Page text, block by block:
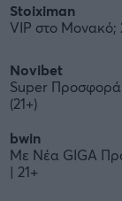
bwin
Με Νέα GIGA
| 21+
Stoiximan
VIP στο Μονακό;
Novibet
Super
(21+)